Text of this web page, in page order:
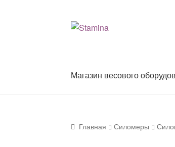
Перейти
Перейти
Магазин весового
Главная Силомеры